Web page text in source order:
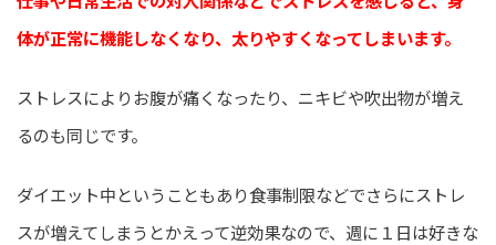
体が正常に機能しなくなり、太りやすくなってしまいます。
ストレスによりお腹が痛くなったり、ニキビや吹出物が増え
るのも同じです。
ダイエット中ということもあり食事制限などでさらにストレ
スが増えてしまうとかえって逆効果なので、週に１日は好きな